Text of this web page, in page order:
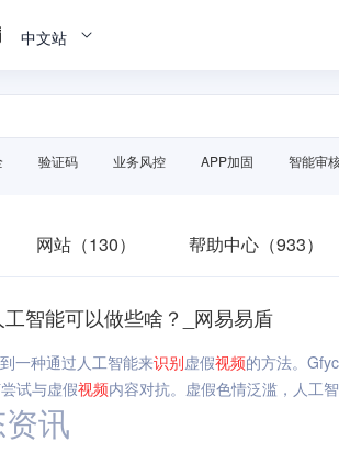
中文站
验证码 业务风控 APP加固 智能审
网站（130） 帮助中心（933）
智能可以做些啥？_网易易盾
一种通过人工智能来识别虚假视频的方法。
试与虚假视频内容对抗。虚假色情泛滥，人工
讯